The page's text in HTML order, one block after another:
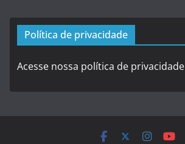
Política de privacidade
Acesse nossa política de privacidade